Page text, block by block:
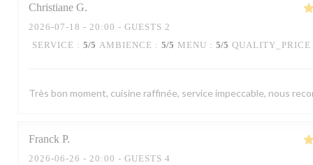
Christiane G
2026-07-18 - 20:00 - GUESTS 2
SERVICE : 5/5 AMBIENCE : 5/5 MENU : 5/5 QUALITY_PRICE
Très bon moment, cuisine raffinée, service impeccable, nous
Franck P
2026-06-26 - 20:00 - GUESTS 4